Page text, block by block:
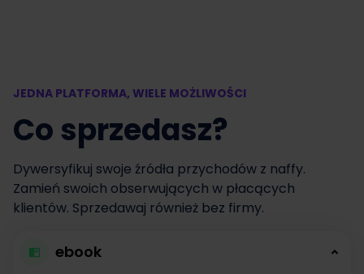
JEDNA PLATFORMA, WIELE MOŻLIWOŚCI
Co sprzedasz?
Dywersyfikuj swoje źródła przychodów z naffy.
Zamień swoich obserwujących w płacących
klientów. Sprzedawaj również bez firmy.
ebook